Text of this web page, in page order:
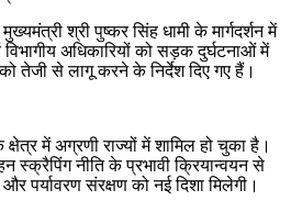
श्री पुष्कर सिंह धामी के मार्गदर्शन में
अधिकारियों को सड़क दुर्घटनाओं में
तेजी से लागू करने के निर्देश दिए गए हैं।
में अग्रणी राज्यों में शामिल हो चुका है।
स्क्रैपिंग नीति के प्रभावी क्रियान्वयन से
पर्यावरण संरक्षण को नई दिशा मिलेगी।